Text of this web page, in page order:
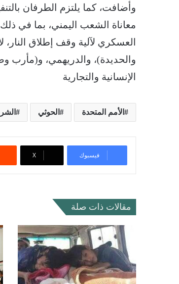
وأضافت، كما يلتزم الطرفان
معاناة الشعب اليمني، بما في
العسكري لآلية وقف إطلاق
والحديدة)، والدريهمي، و(مأرب
الإنسانية والتجارية
الأمم المتحدة الحوثي
فيسبوك ‫X
مقالات ذات صلة